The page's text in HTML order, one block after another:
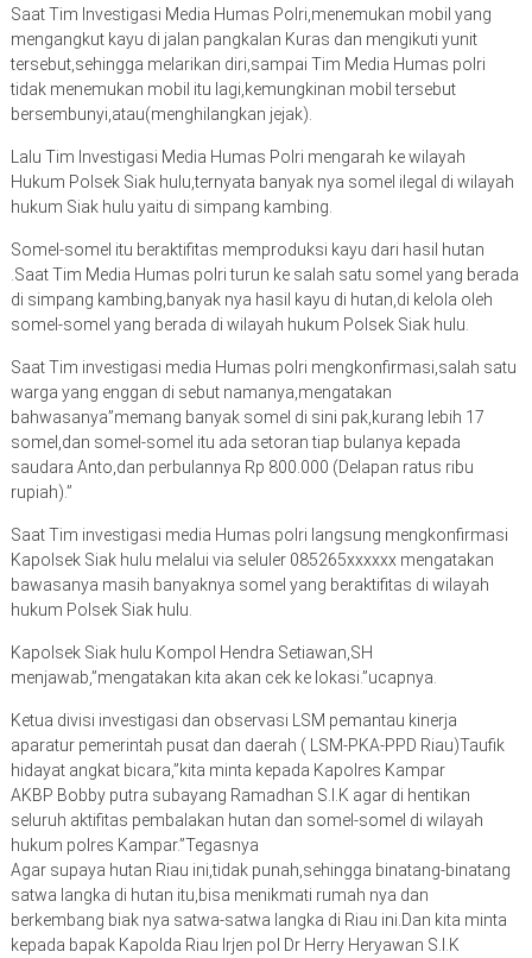
Saat Tim Investigasi Media Humas Polri,menemukan mobil yang
mengangkut kayu di jalan pangkalan Kuras dan mengikuti yunit
tersebut,sehingga melarikan diri,sampai Tim Media Humas polri
tidak menemukan mobil itu lagi,kemungkinan mobil tersebut
bersembunyi,atau(menghilangkan jejak).
Lalu Tim Investigasi Media Humas Polri mengarah ke wilayah
Hukum Polsek Siak hulu,ternyata banyak nya somel ilegal di wilayah
hukum Siak hulu yaitu di simpang kambing.
Somel-somel itu beraktifitas memproduksi kayu dari hasil hutan
.Saat Tim Media Humas polri turun ke salah satu somel yang berada
di simpang kambing,banyak nya hasil kayu di hutan,di kelola oleh
somel-somel yang berada di wilayah hukum Polsek Siak hulu.
Saat Tim investigasi media Humas polri mengkonfirmasi,salah satu
warga yang enggan di sebut namanya,mengatakan
bahwasanya”memang banyak somel di sini pak,kurang lebih 17
somel,dan somel-somel itu ada setoran tiap bulanya kepada
saudara Anto,dan perbulannya Rp 800.000 (Delapan ratus ribu
rupiah).”
Saat Tim investigasi media Humas polri langsung mengkonfirmasi
Kapolsek Siak hulu melalui via seluler 085265xxxxxx mengatakan
bawasanya masih banyaknya somel yang beraktifitas di wilayah
hukum Polsek Siak hulu.
Kapolsek Siak hulu Kompol Hendra Setiawan,SH
menjawab,”mengatakan kita akan cek ke lokasi.”ucapnya.
Ketua divisi investigasi dan observasi LSM pemantau kinerja
aparatur pemerintah pusat dan daerah ( LSM-PKA-PPD Riau)Taufik
hidayat angkat bicara,”kita minta kepada Kapolres Kampar
AKBP Bobby putra subayang Ramadhan S.I.K agar di hentikan
seluruh aktifitas pembalakan hutan dan somel-somel di wilayah
hukum polres Kampar.”Tegasnya
Agar supaya hutan Riau ini,tidak punah,sehingga binatang-binatang
satwa langka di hutan itu,bisa menikmati rumah nya dan
berkembang biak nya satwa-satwa langka di Riau ini.Dan kita minta
kepada bapak Kapolda Riau Irjen pol Dr Herry Heryawan S.I.K